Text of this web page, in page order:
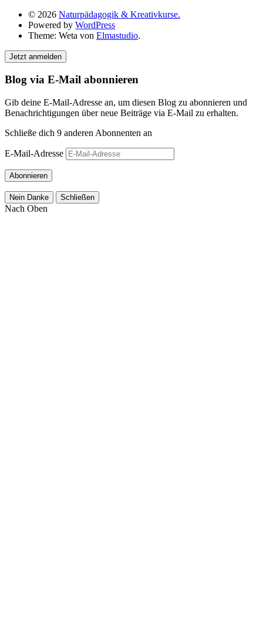
© 2026 Naturpädagogik & Kreativkurse.
Powered by WordPress
Theme: Weta von Elmastudio.
Jetzt anmelden
Blog via E-Mail abonnieren
Gib deine E-Mail-Adresse an, um diesen Blog zu abonnieren und
Benachrichtigungen über neue Beiträge via E-Mail zu erhalten.
Schließe dich 9 anderen Abonnenten an
E-Mail-Adresse
Abonnieren
Nein Danke Schließen
Nach Oben